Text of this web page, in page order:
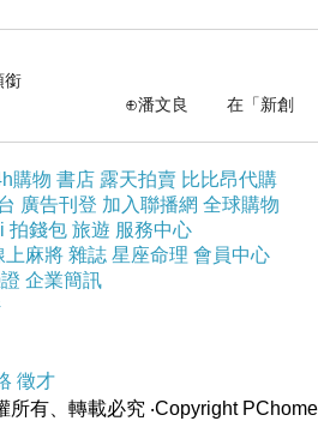
見卻又擔心說錯話而保持沉
心卻被嫌嘮叨，或因不善表
人人會說，
，把話說進對方心坎裡，就
門大學問。
，沒有美麗外表，但一定要
說話」。
齊地站在鏡框之外，如同
在「新創
購物 書店 露天拍賣 比比昂代購
廣告刊登 加入聯播網 全球購物
拍錢包 旅遊 服務中心
上麻將 雜誌 星座命理 會員中心
企業簡訊
徵才
所有、轉載必究 ‧Copyright PChome